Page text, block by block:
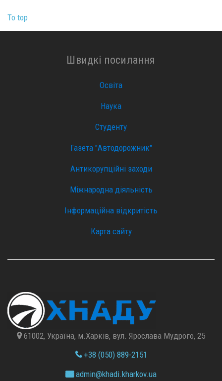
To top
Швидкі посилання
Освіта
Наука
Студенту
Газета "Автодорожник"
Антикорупційні заходи
Міжнародна діяльність
Інформаційна відкритість
Карта сайту
61002, Україна, м.Харків, вул. Ярослава Мудрого, 25
+38 (050) 889-2151
admin@khadi.kharkov.ua